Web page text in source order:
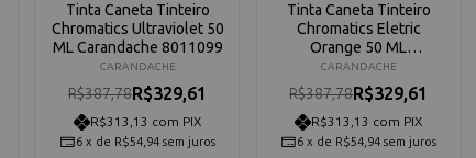
Tinta Caneta Tinteiro
Chromatics Ultraviolet 50
ML Carandache 8011099
CARANDACHE
R$387,78R$329,61
R$313,13 com PIX
6 x de R$54,94 sem juros
Tinta Caneta Tinteiro
Chromatics Eletric
Orange 50 ML
Carandache 8011052
CARANDACHE
R$387,78R$329,61
R$313,13 com PIX
6 x de R$54,94 sem juros